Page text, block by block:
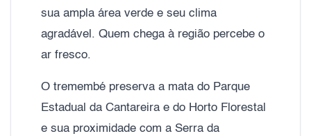
sua ampla área verde e seu clima
agradável. Quem chega à região percebe o
ar fresco.
O tremembé preserva a mata do Parque
Estadual da Cantareira e do Horto Florestal
e sua proximidade com a Serra da